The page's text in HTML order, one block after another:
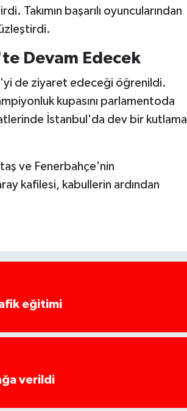
Takımın başarılı oyuncularından
Devam Edecek
de ziyaret edeceği öğrenildi.
kupasını parlamentoda
İstanbul'da dev bir kutlama
ve Fenerbahçe'nin
kafilesi, kabullerin ardından
eğitimi
verildi